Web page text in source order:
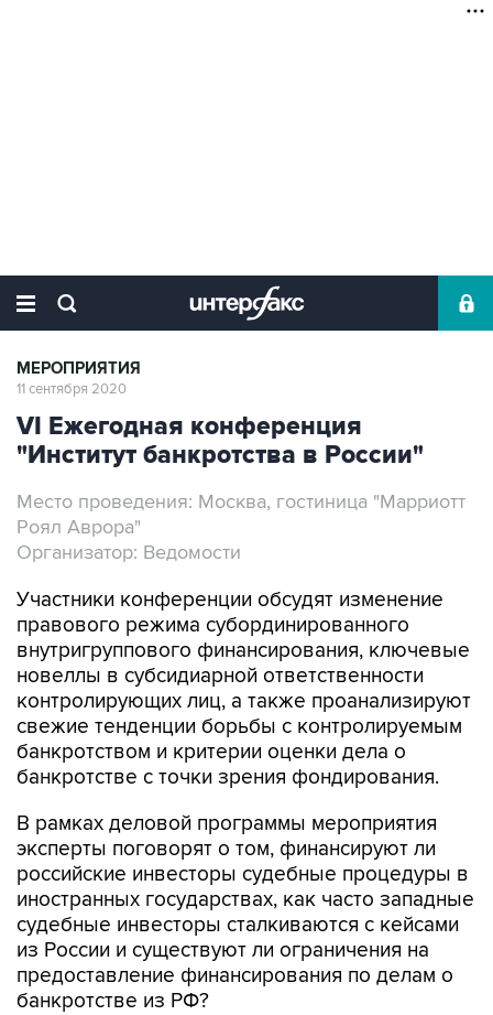
МЕРОПРИЯТИЯ
11 сентября 2020
VI Ежегодная конференция
"Институт банкротства в России"
Место проведения: Москва, гостиница "Марриотт
Роял Аврора"
Организатор: Ведомости
Участники конференции обсудят изменение
правового режима субординированного
внутригруппового финансирования, ключевые
новеллы в субсидиарной ответственности
контролирующих лиц, а также проанализируют
свежие тенденции борьбы с контролируемым
банкротством и критерии оценки дела о
банкротстве с точки зрения фондирования.
В рамках деловой программы мероприятия
эксперты поговорят о том, финансируют ли
российские инвесторы судебные процедуры в
иностранных государствах, как часто западные
судебные инвесторы сталкиваются с кейсами
из России и существуют ли ограничения на
предоставление финансирования по делам о
банкротстве из РФ?